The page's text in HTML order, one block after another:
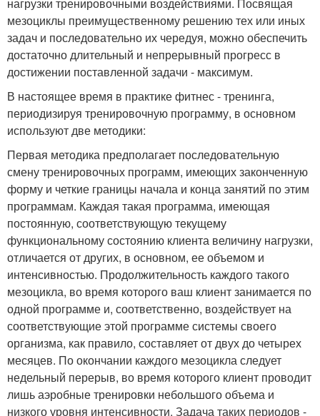
мезоциклы преимущественному решению тех или иных
задач и последовательно их чередуя, можно обеспечить
достаточно длительный и непрерывный прогресс в
достижении поставленной задачи - максимум.
В настоящее время в практике фитнес - тренинга,
периодизируя тренировочную программу, в основном
используют две методики:
Первая методика предполагает последовательную
смену тренировочных программ, имеющих законченную
форму и четкие границы начала и конца занятий по этим
программам. Каждая такая программа, имеющая
постоянную, соответствующую текущему
функциональному состоянию клиента величину нагрузки,
отличается от других, в основном, ее объемом и
интенсивностью. Продолжительность каждого такого
мезоцикла, во время которого ваш клиент занимается по
одной программе и, соответственно, воздействует на
соответствующие этой программе системы своего
организма, как правило, составляет от двух до четырех
месяцев. По окончании каждого мезоцикла следует
недельный перерыв, во время которого клиент проводит
лишь аэробные тренировки небольшого объема и
низкого уровня интенсивности. Задача таких периодов -